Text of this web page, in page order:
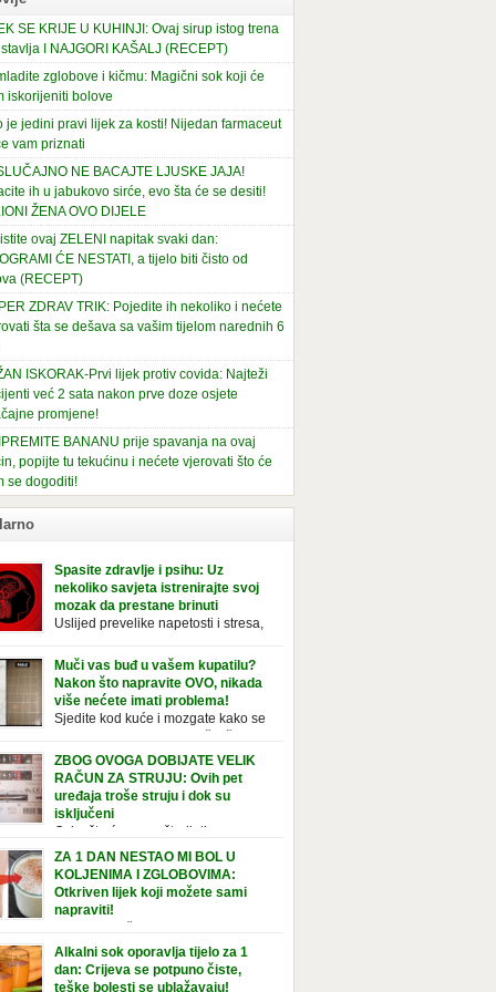
SE KRIJE U KUHINJI: Ovaj sirup istog trena
I NAJGORI KAŠALJ (RECEPT)
zglobove i kičmu: Magični sok koji će
iskorijeniti bolove
je jedini pravi lijek za kosti! Nijedan farmaceut
vam priznati
NE BACAJTE LJUSKE JAJA!
ih u jabukovo sirće, evo šta će se desiti!
ŽENA OVO DIJELE
ovaj ZELENI napitak svaki dan:
ĆE NESTATI, a tijelo biti čisto od
(RECEPT)
ZDRAV TRIK: Pojedite ih nekoliko i nećete
šta se dešava sa vašim tijelom narednih 6
ISKORAK-Prvi lijek protiv covida: Najteži
već 2 sata nakon prve doze osjete
promjene!
BANANU prije spavanja na ovaj
popijte tu tekućinu i nećete vjerovati što će
se dogoditi!
Spasite zdravlje i psihu: Uz
nekoliko savjeta istrenirajte svoj
mozak da prestane brinuti
Uslijed prevelike napetosti i stresa,
bolestima. Pretjerana briga ostavlja
na mentalno i na fizičko zdravlje. Može
stres, depresiju, umor i loše zdravstveno
Jeste li znali da pretjerana briga može
broj otkucaja srca, otežati disanje i
[…]
Muči vas buđ u vašem kupatilu?
Nakon što napravite OVO, nikada
više nećete imati problema!
Sjedite kod kuće i mozgate kako se
ili čak vašu wc šolju? Nije vam jasno kako
tamo, no ono što vam je sigurno jasno
to ne izgleda nikako lijepo. Na svu sreću,
vam jednostavan pripravak koji sami
napraviti u vašem domu, a […]
ZBOG OVOGA DOBIJATE VELIK
RAČUN ZA STRUJU: Ovih pet
uređaja troše struju i dok su
isključeni
Osim što će vam uštedjeti novac,
uređaja iz struje sigurnije je u slučaju
nevremena kada su svi uključeni
pod rizikom od udara groma. Znate li da
aparati vode tajni život dok su
Ovo je popis uređaja koji troše
Punjač mobitela […]
ZA 1 DAN NESTAO MI BOL U
KOLJENIMA I ZGLOBOVIMA:
Otkriven lijek koji možete sami
napraviti!
Ovaj recept čine sastojci bogati
vitaminom C, silicijumom i
koji ne smiruju samo bolna
i zglobove, već i jačaju tetive i ligamente.
Alkalni sok oporavlja tijelo za 1
dan: Crijeva se potpuno čiste,
teške bolesti se ublažavaju!